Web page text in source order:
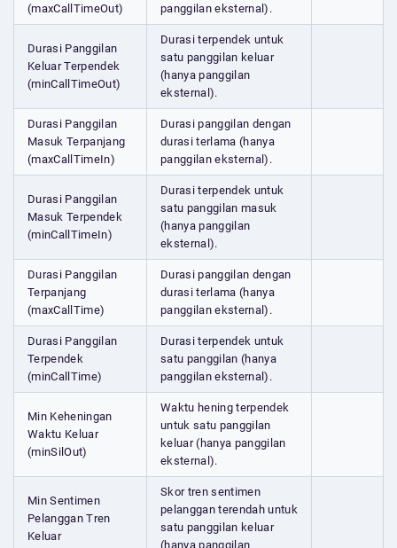
(maxCallTimeOut)
panggilan eksternal).
Durasi Panggilan
Keluar Terpendek
(minCallTimeOut)
Durasi terpendek untuk
satu panggilan keluar
(hanya panggilan
eksternal).
Durasi Panggilan
Masuk Terpanjang
(maxCallTimeIn)
Durasi panggilan dengan
durasi terlama (hanya
panggilan eksternal).
Durasi Panggilan
Masuk Terpendek
(minCallTimeIn)
Durasi terpendek untuk
satu panggilan masuk
(hanya panggilan
eksternal).
Durasi Panggilan
Terpanjang
(maxCallTime)
Durasi panggilan dengan
durasi terlama (hanya
panggilan eksternal).
Durasi Panggilan
Terpendek
(minCallTime)
Durasi terpendek untuk
satu panggilan (hanya
panggilan eksternal).
Min Keheningan
Waktu Keluar
(minSilOut)
Waktu hening terpendek
untuk satu panggilan
keluar (hanya panggilan
eksternal).
Min Sentimen
Pelanggan Tren
Keluar
Skor tren sentimen
pelanggan terendah untuk
satu panggilan keluar
(hanya panggilan